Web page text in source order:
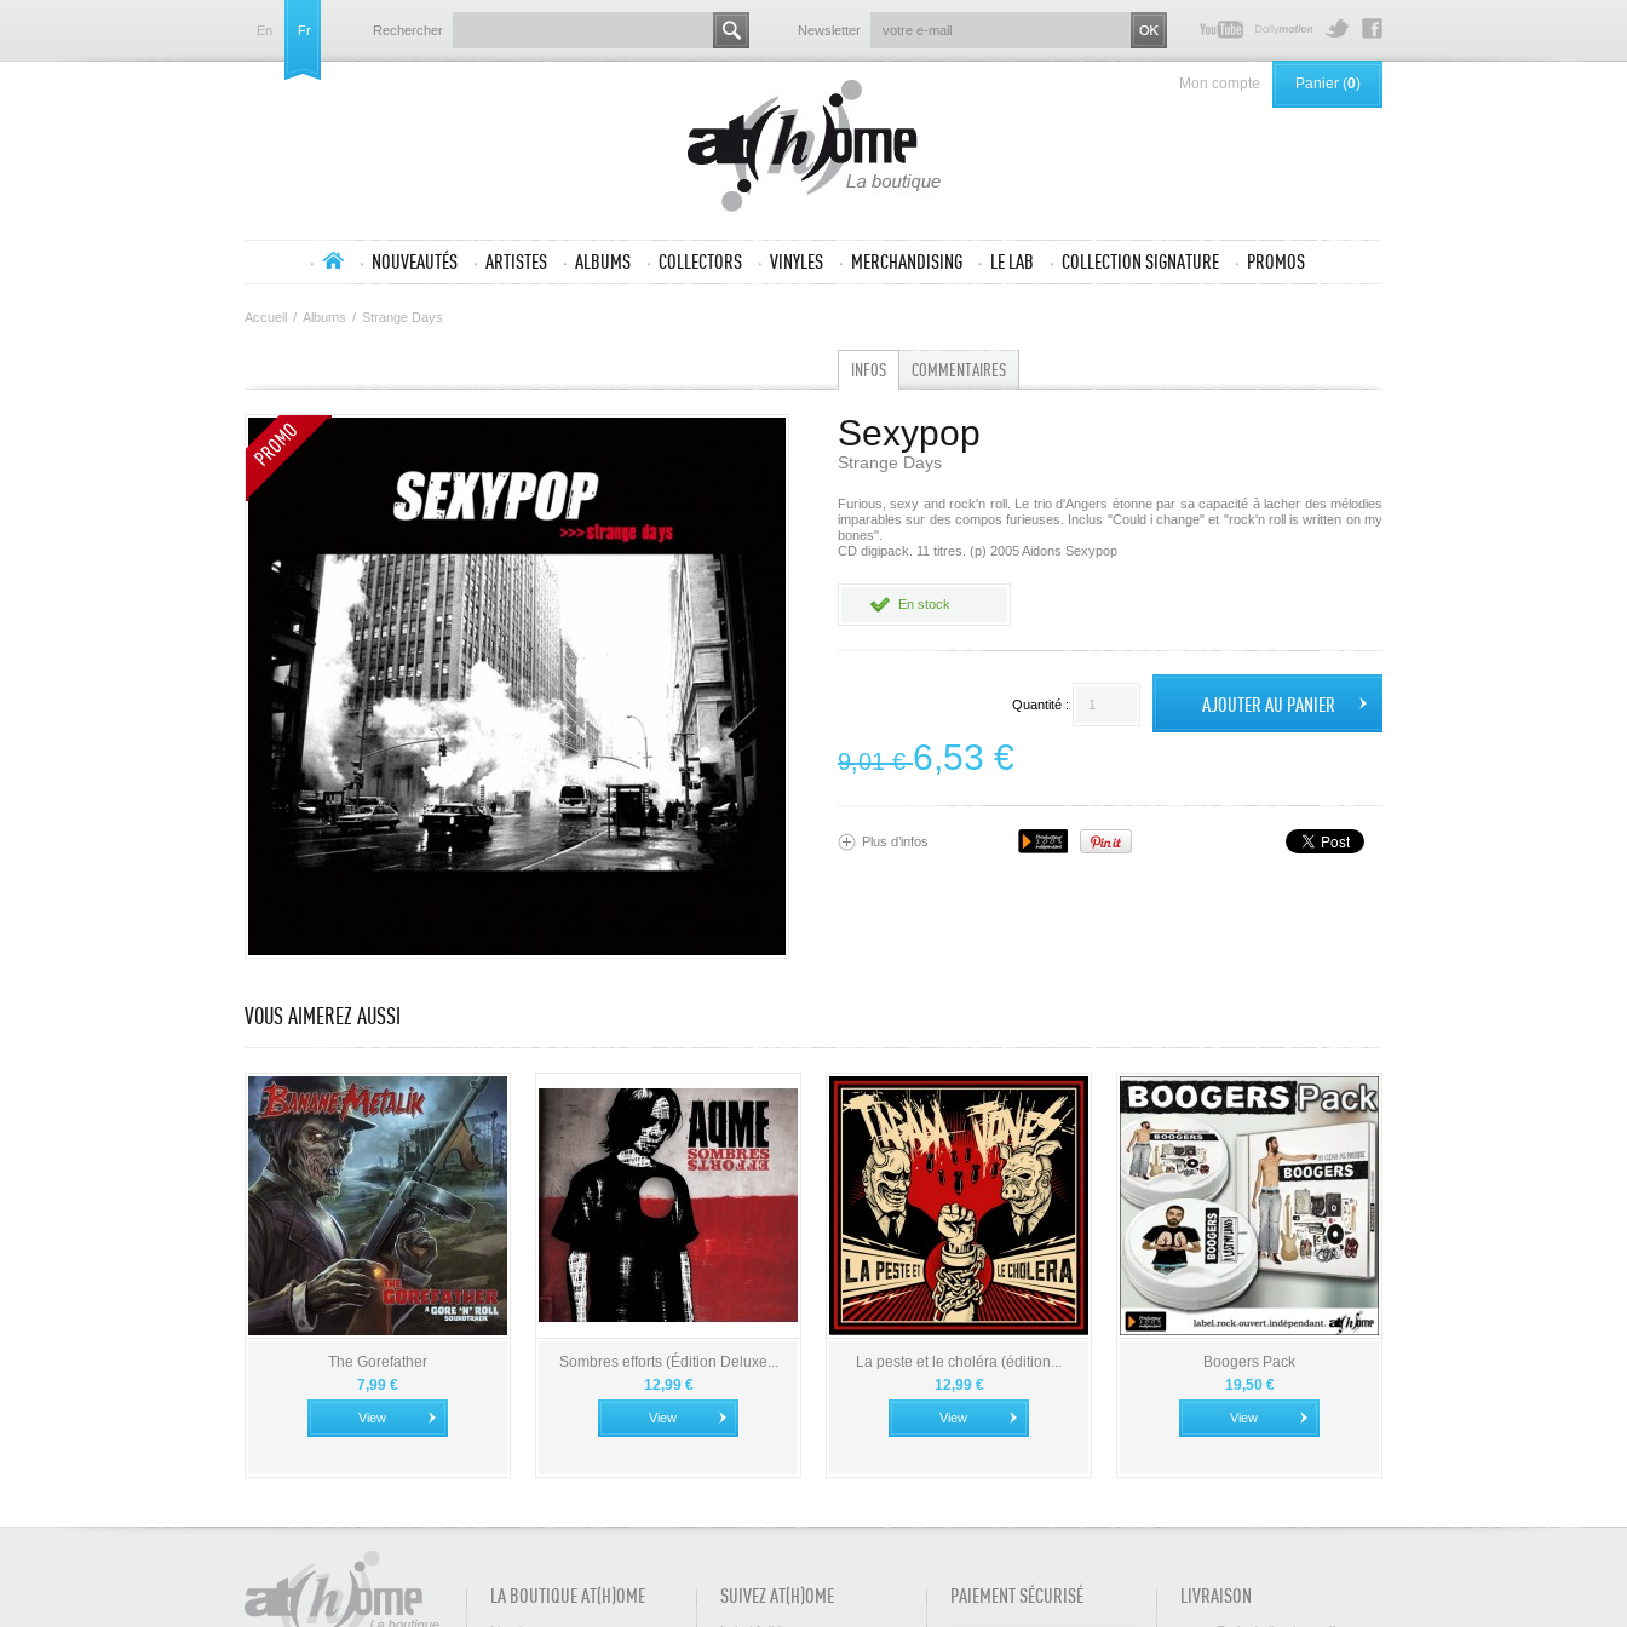
En Fr Rechercher Newsletter
Mon compte Panier (0)
NOUVEAUTÉS ARTISTES ALBUMS COLLECTORS VINYLES MERCHANDISING LE LAB COLLECTION SIGNATURE PROMOS
Accueil / Albums / Strange Days
INFOS COMMENTAIRES
Sexypop
Strange Days
Furious, sexy and rock'n roll. Le trio d'Angers étonne par sa capacité à lacher des mélodies
imparables sur des compos furieuses. Inclus "Could i change" et "rock'n roll is written on my
bones".
CD digipack. 11 titres. (p) 2005 Aidons Sexypop
En stock
Quantité :
9,01 € 6,53 €
Plus d’infos
VOUS AIMEREZ AUSSI
The Gorefather
7,99 €
View
Sombres efforts (Édition Deluxe...
12,99 €
View
La peste et le choléra (édition...
12,99 €
View
Boogers Pack
19,50 €
View
LA BOUTIQUE AT(H)OME SUIVEZ AT(H)OME PAIEMENT SÉCURISÉ LIVRAISON